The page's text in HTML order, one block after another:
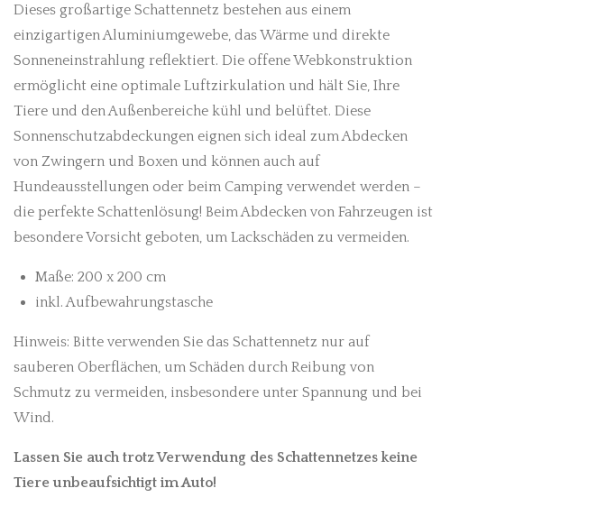
Dieses großartige Schattennetz bestehen aus einem
einzigartigen Aluminiumgewebe, das Wärme und direkte
Sonneneinstrahlung reflektiert. Die offene Webkonstruktion
ermöglicht eine optimale Luftzirkulation und hält Sie, Ihre
Tiere und den Außenbereiche kühl und belüftet. Diese
Sonnenschutzabdeckungen eignen sich ideal zum Abdecken
von Zwingern und Boxen und können auch auf
Hundeausstellungen oder beim Camping verwendet werden –
die perfekte Schattenlösung! Beim Abdecken von Fahrzeugen ist
besondere Vorsicht geboten, um Lackschäden zu vermeiden.
Maße: 200 x 200 cm
inkl. Aufbewahrungstasche
Hinweis: Bitte verwenden Sie das Schattennetz nur auf
sauberen Oberflächen, um Schäden durch Reibung von
Schmutz zu vermeiden, insbesondere unter Spannung und bei
Wind.
Lassen Sie auch trotz Verwendung des Schattennetzes keine
Tiere unbeaufsichtigt im Auto!